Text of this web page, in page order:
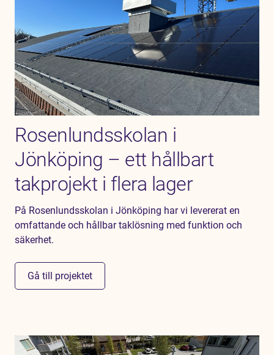
Rosenlundsskolan i
Jönköping – ett hållbart
takprojekt i flera lager
På Rosenlundsskolan i Jönköping har vi levererat en
omfattande och hållbar taklösning med funktion och
säkerhet.
Gå till projektet